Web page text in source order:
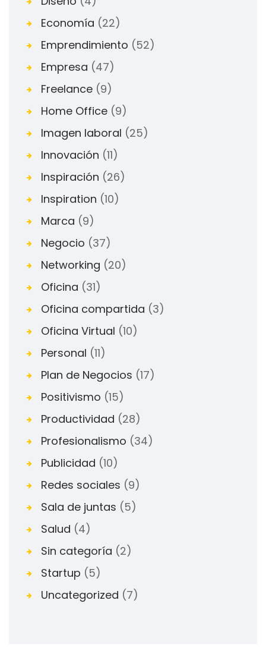
Economía (22)
Emprendimiento (52)
Empresa (47)
Freelance (9)
Home Office (9)
Imagen laboral (25)
Innovación (11)
Inspiración (26)
Inspiration (10)
Marca (9)
Negocio (37)
Networking (20)
Oficina (31)
Oficina compartida (3)
Oficina Virtual (10)
Personal (11)
Plan de Negocios (17)
Positivismo (15)
Productividad (28)
Profesionalismo (34)
Publicidad (10)
Redes sociales (9)
Sala de juntas (5)
Salud (4)
Sin categoría (2)
Startup (5)
Uncategorized (7)